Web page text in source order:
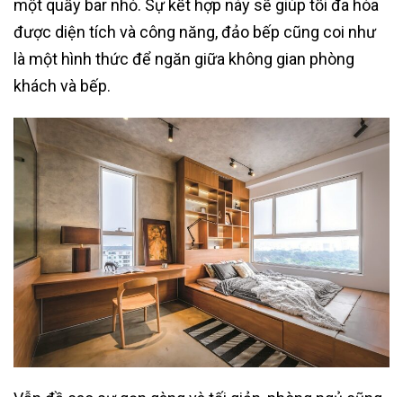
một quầy bar nhỏ. Sự kết hợp này sẽ giúp tối đa hóa
được diện tích và công năng, đảo bếp cũng coi như
là một hình thức để ngăn giữa không gian phòng
khách và bếp.